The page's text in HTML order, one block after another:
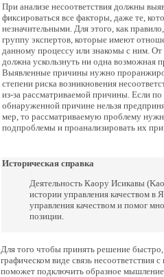
При анализе несоответствия должны
фиксироваться все факторы, даже те,
незначительными. Для этого, как
группу экспертов, которые имеют
данному процессу или знакомы с ним. От
должна ускользнуть ни одна возможная
Выявленные причины нужно
степени риска возникновения
из-за рассматриваемой причины. Если по
обнаруженной причине нельзя
мер, то рассматриваемую проблему
подпроблемы и проанализировать их
Историческая справка
Деятельность Каору Исикавы
истории управления качеством в
управления качеством и помог
позиции.
Для того чтобы принять решение
графическом виде связь
поможет подключить образное